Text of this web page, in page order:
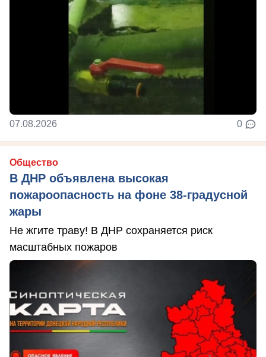
07.08.2026 0
Общество
В ДНР объявлена высокая
пожароопасность на фоне 38-градусной
жары
Не жгите траву! В ДНР сохраняется риск
масштабных пожаров